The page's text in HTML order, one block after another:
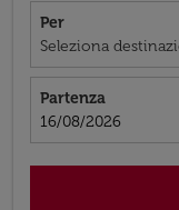
Per
Seleziona
Partenza
fc-booking-
16/08/2026